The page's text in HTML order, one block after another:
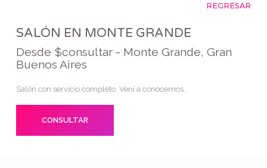
REGRESAR
SALÓN EN MONTE GRANDE
Desde $consultar - Monte Grande, Gran
Buenos Aires
Salón con servicio completo. Vení a conocernos..
CONSULTAR